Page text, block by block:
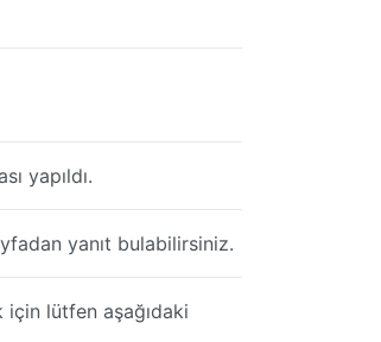
yapıldı.
yanıt bulabilirsiniz.
için lütfen aşağıdaki